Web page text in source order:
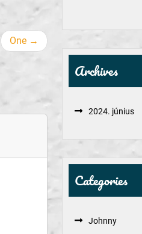
One
Archives
2024. június
Categories
Johnny